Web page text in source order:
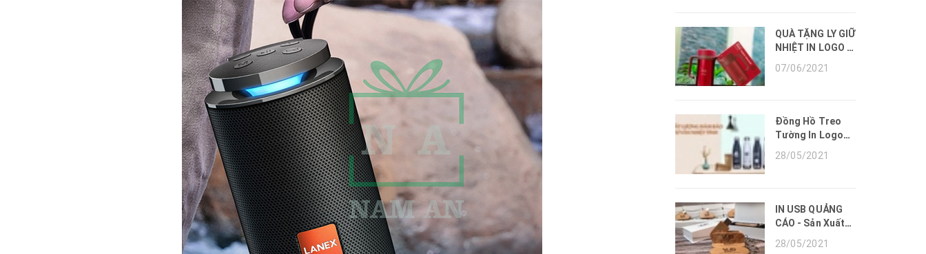
QUÀ TẶNG LY GIỮ
NHIỆT IN LOGO -
NHIỆT QUÀ
07/06/2021
Đồng Hồ Treo
Tường In Logo
Sản Phẩm Quà
Doanh Nghiệp
28/05/2021
IN USB QUẢNG
CÁO - Sản Xuất
Lượng Lớn.
28/05/2021